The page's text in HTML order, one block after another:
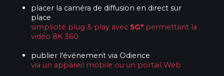
placer la caméra de diffusion en direct sur
place
simplicité plug & play avec5G* permettant la
vidéo 8K 360
publier l'événement via Odience
via un appareil mobile ou un portail Web